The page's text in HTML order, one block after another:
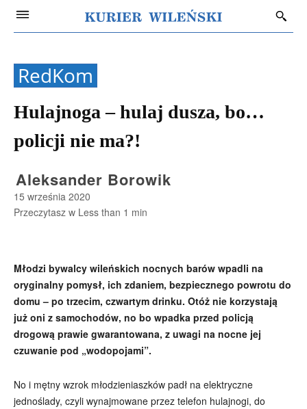
RedKom
Hulajnoga – hulaj dusza, bo…
policji nie ma?!
Aleksander Borowik
15 września 2020
Przeczytasz w Less than 1 min
Młodzi bywalcy wileńskich nocnych barów wpadli na
oryginalny pomysł, ich zdaniem, bezpiecznego powrotu do
domu – po trzecim, czwartym drinku. Otóż nie korzystają
już oni z samochodów, no bo wpadka przed policją
drogową prawie gwarantowana, z uwagi na nocne jej
czuwanie pod „wodopojami”.
No i mętny wzrok młodzieniaszków padł na elektryczne
jednoślady, czyli wynajmowane przez telefon hulajnogi, do